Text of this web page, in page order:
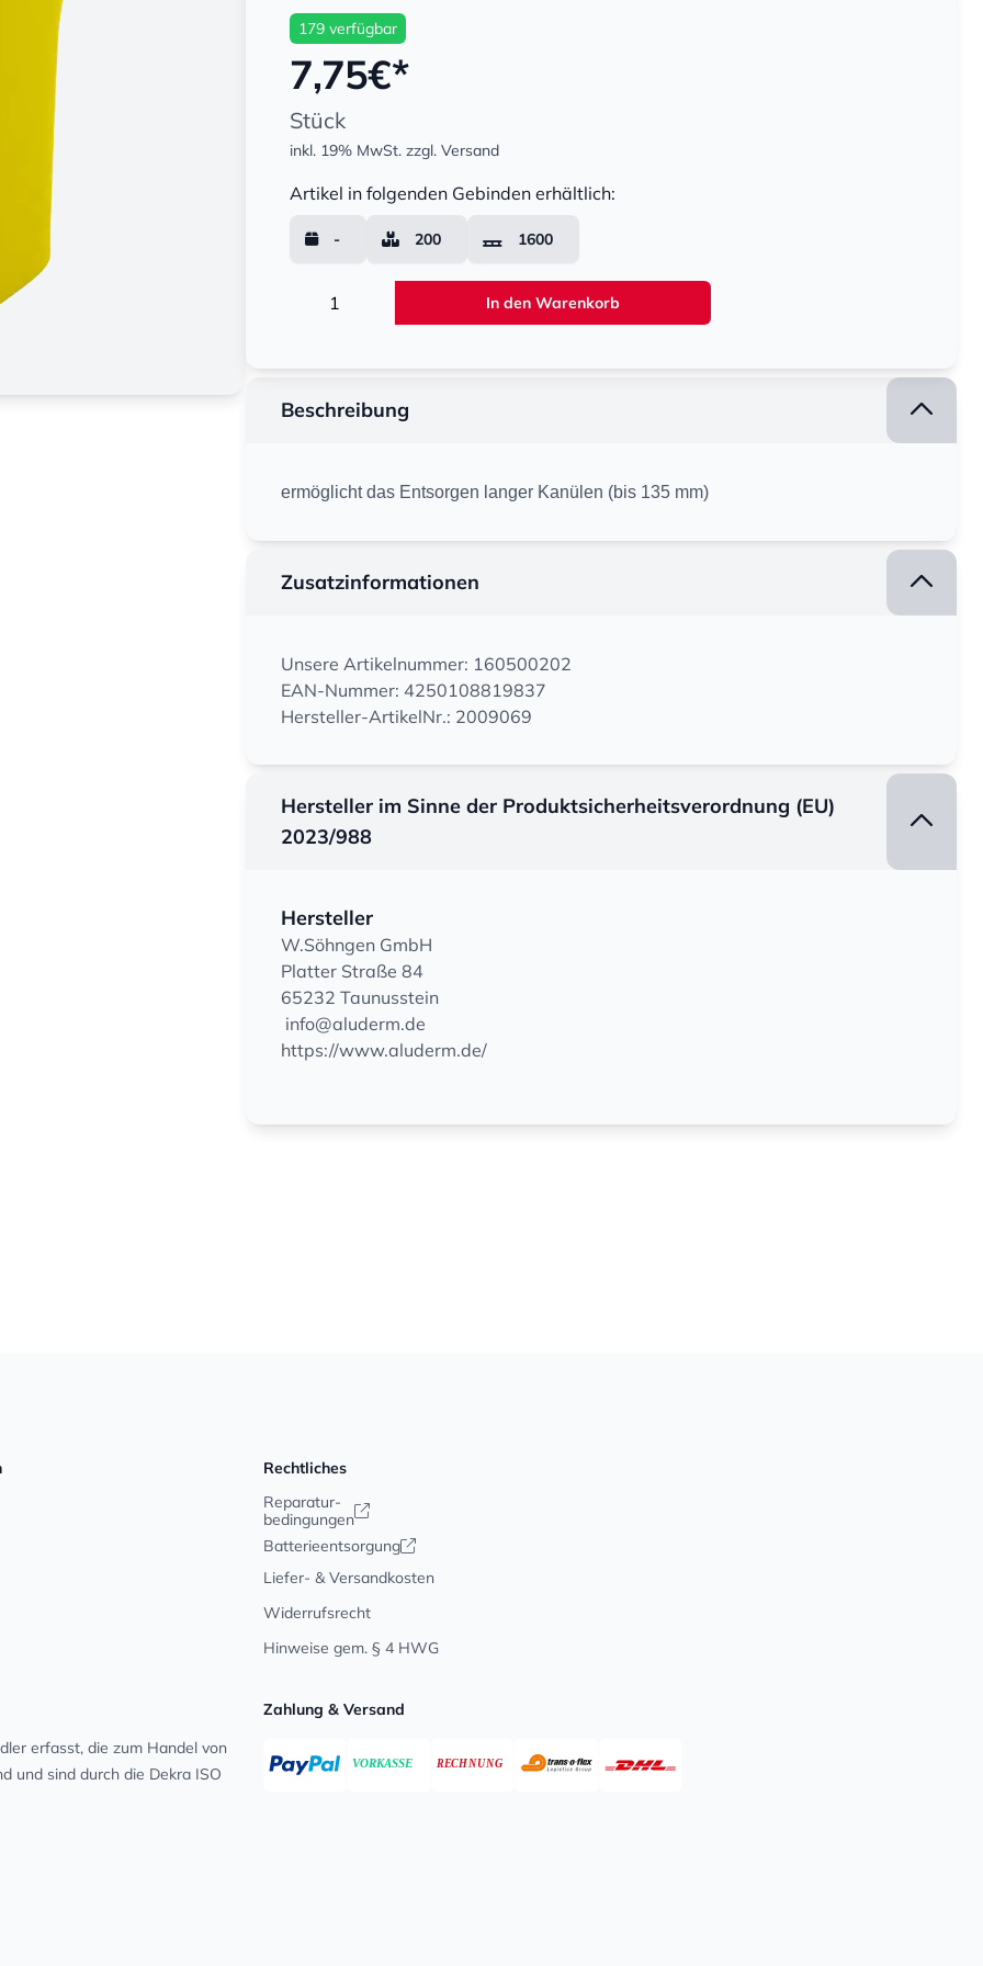
179 verfügbar
7,75€*
Stück
inkl. 19% MwSt. zzgl. Versand
Artikel in folgenden Gebinden erhältlich:
- 200 1600
In den Warenkorb
Beschreibung
ermöglicht das Entsorgen langer Kanülen (bis 135 mm)
Zusatzinformationen
Unsere Artikelnummer: 160500202
EAN-Nummer: 4250108819837
Hersteller-ArtikelNr.: 2009069
Hersteller im Sinne der Produktsicherheitsverordnung (EU)
2023/988
Hersteller
W.Söhngen GmbH
Platter Straße 84
65232 Taunusstein
info@aluderm.de
https://www.aluderm.de/
Rechtliches
Reparatur-
bedingungen
Batterieentsorgung
Liefer- & Versandkosten
Widerrufsrecht
Hinweise gem. § 4 HWG
erfasst, die zum Handel von
und sind durch die Dekra ISO
Zahlung & Versand